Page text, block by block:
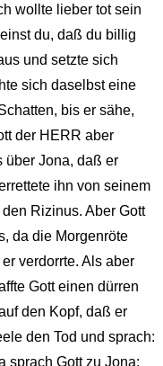
wollte lieber tot sein
du, daß du billig
und setzte sich
sich daselbst eine
bis er sähe,
der HERR aber
über Jona, daß er
ihn von seinem
Rizinus. Aber Gott
da die Morgenröte
verdorrte. Als aber
Gott einen dürren
den Kopf, daß er
den Tod und sprach:
sprach Gott zu Jona: